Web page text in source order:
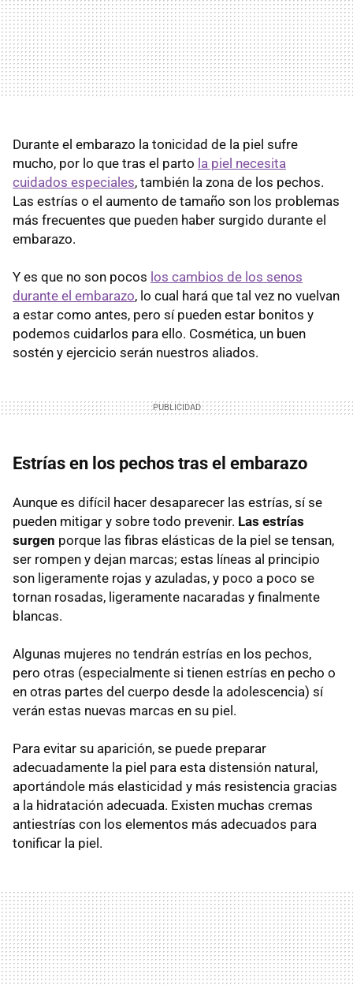
Durante el embarazo la tonicidad de la piel sufre
mucho, por lo que tras el parto la piel necesita
cuidados especiales, también la zona de los pechos.
Las estrías o el aumento de tamaño son los problemas
más frecuentes que pueden haber surgido durante el
embarazo.
Y es que no son pocos los cambios de los senos
durante el embarazo, lo cual hará que tal vez no vuelvan
a estar como antes, pero sí pueden estar bonitos y
podemos cuidarlos para ello. Cosmética, un buen
sostén y ejercicio serán nuestros aliados.
Estrías en los pechos tras el embarazo
Aunque es difícil hacer desaparecer las estrías, sí se
pueden mitigar y sobre todo prevenir. Las estrías
surgen porque las fibras elásticas de la piel se tensan,
ser rompen y dejan marcas; estas líneas al principio
son ligeramente rojas y azuladas, y poco a poco se
tornan rosadas, ligeramente nacaradas y finalmente
blancas.
Algunas mujeres no tendrán estrías en los pechos,
pero otras (especialmente si tienen estrías en pecho o
en otras partes del cuerpo desde la adolescencia) sí
verán estas nuevas marcas en su piel.
Para evitar su aparición, se puede preparar
adecuadamente la piel para esta distensión natural,
aportándole más elasticidad y más resistencia gracias
a la hidratación adecuada. Existen muchas cremas
antiestrías con los elementos más adecuados para
tonificar la piel.